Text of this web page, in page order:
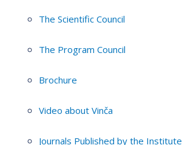
The Scientific Council
The Program Council
Brochure
Video about Vinča
Journals Published by the Institute